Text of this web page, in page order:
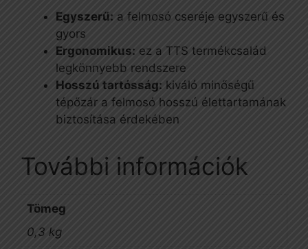
Egyszerű: a felmosó cseréje egyszerű és
gyors
Ergonomikus: ez a TTS termékcsalád
legkönnyebb rendszere
Hosszú tartósság: kiváló minőségű
tépőzár a felmosó hosszú élettartamának
biztosítása érdekében
További információk
Tömeg
0,3 kg